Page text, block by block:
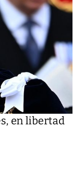
en libertad